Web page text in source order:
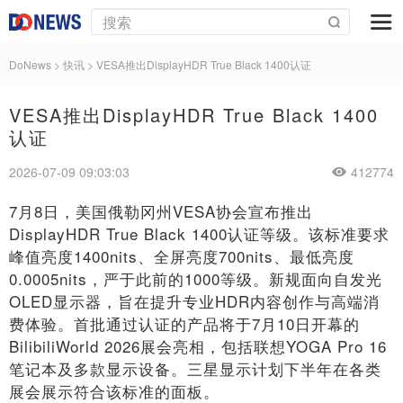
DoNews > 快讯 > VESA推出DisplayHDR True Black 1400认证
VESA推出DisplayHDR True Black 1400
认证
2026-07-09 09:03:03 412774
7月8日，美国俄勒冈州VESA协会宣布推出
DisplayHDR True Black 1400认证等级。该标准要求
峰值亮度1400nits、全屏亮度700nits、最低亮度
0.0005nits，严于此前的1000等级。新规面向自发光
OLED显示器，旨在提升专业HDR内容创作与高端消
费体验。首批通过认证的产品将于7月10日开幕的
BilibiliWorld 2026展会亮相，包括联想YOGA Pro 16
笔记本及多款显示设备。三星显示计划下半年在各类
展会展示符合该标准的面板。